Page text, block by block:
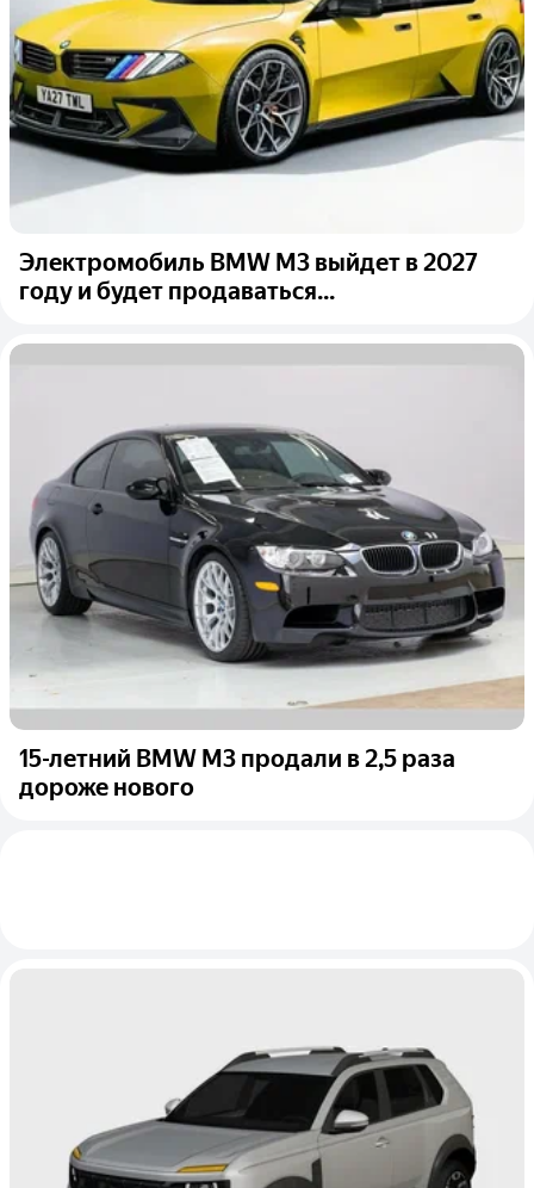
Электромобиль BMW M3 выйдет в 2027
году и будет продаваться...
15-летний BMW M3 продали в 2,5 раза
дороже нового